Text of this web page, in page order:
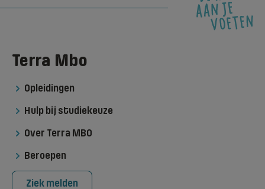
Terra Mbo
Opleidingen
Hulp bij studiekeuze
Over Terra MBO
Beroepen
Ziek melden